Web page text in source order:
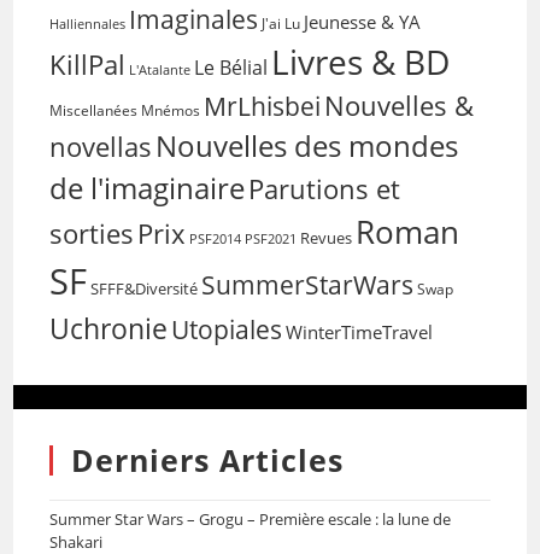
Halliennales Imaginales J'ai Lu Jeunesse & YA
KillPal L'Atalante Le Bélial Livres & BD
Miscellanées Mnémos MrLhisbei Nouvelles &
novellas Nouvelles des mondes
de l'imaginaireParutions et
sorties Prix PSF2014 PSF2021 Revues Roman
SFSFFF&Diversité SummerStarWars Swap
Uchronie Utopiales WinterTimeTravel
Derniers Articles
Summer Star Wars – Grogu – Première escale : la lune de
Shakari